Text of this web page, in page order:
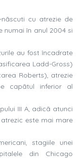
cu atrezie de
numai în anul 2004 si
au fost încadrate
Ladd-Gross)
Roberts), atrezie
capãtul inferior al
III A, adicã atunci
este mai mare
stagiile unei
din Chicago